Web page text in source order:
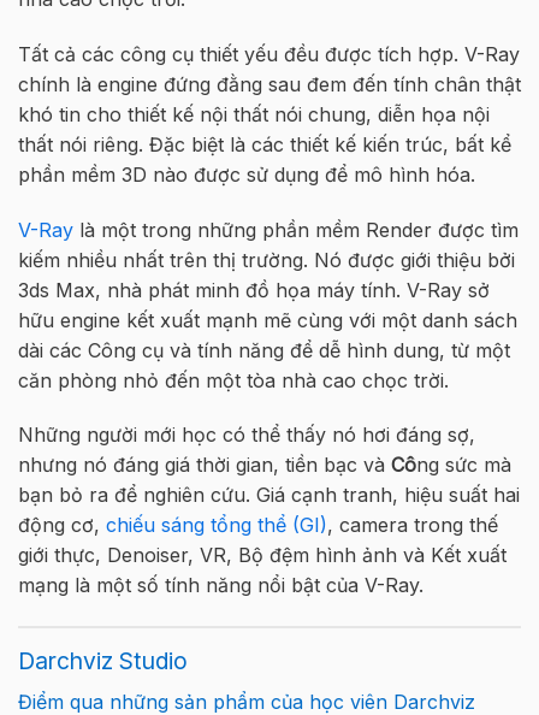
Tất cả các công cụ thiết yếu đều được tích hợp. V-Ray
chính là engine đứng đằng sau đem đến tính chân thật
khó tin cho thiết kế nội thất nói chung, diễn họa nội
thất nói riêng. Đặc biệt là các thiết kế kiến trúc, bất kể
phần mềm 3D nào được sử dụng để mô hình hóa.
V-Ray là một trong những phần mềm Render được tìm
kiếm nhiều nhất trên thị trường. Nó được giới thiệu bởi
3ds Max, nhà phát minh đồ họa máy tính. V-Ray sở
hữu engine kết xuất mạnh mẽ cùng với một danh sách
dài các Công cụ và tính năng để dễ hình dung, từ một
căn phòng nhỏ đến một tòa nhà cao chọc trời.
Những người mới học có thể thấy nó hơi đáng sợ,
nhưng nó đáng giá thời gian, tiền bạc và Công sức mà
bạn bỏ ra để nghiên cứu. Giá cạnh tranh, hiệu suất hai
động cơ, chiếu sáng tổng thể (GI), camera trong thế
giới thực, Denoiser, VR, Bộ đệm hình ảnh và Kết xuất
mạng là một số tính năng nổi bật của V-Ray.
Darchviz Studio
Điểm qua những sản phẩm của học viên Darchviz